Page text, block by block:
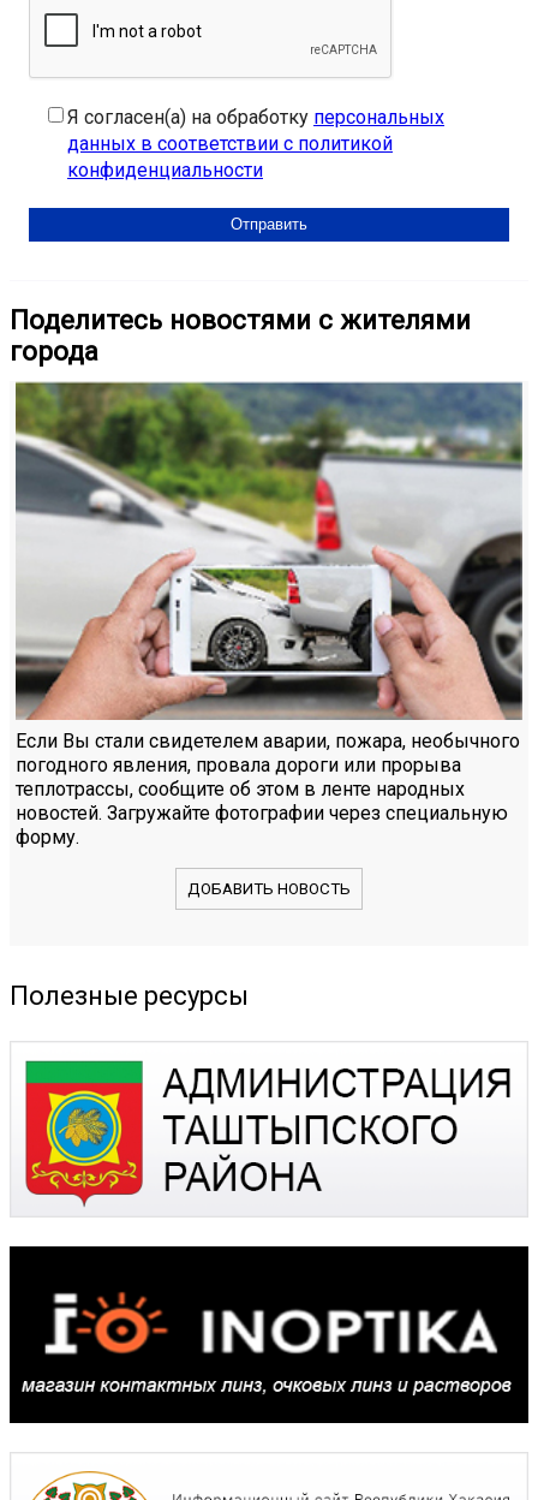
Я согласен(а) на обработку персональных
данных в соответствии с политикой
конфиденциальности
Поделитесь новостями с жителями
города
Если Вы стали свидетелем аварии, пожара, необычного
погодного явления, провала дороги или прорыва
теплотрассы, сообщите об этом в ленте народных
новостей. Загружайте фотографии через специальную
форму.
ДОБАВИТЬ НОВОСТЬ
Полезные ресурсы